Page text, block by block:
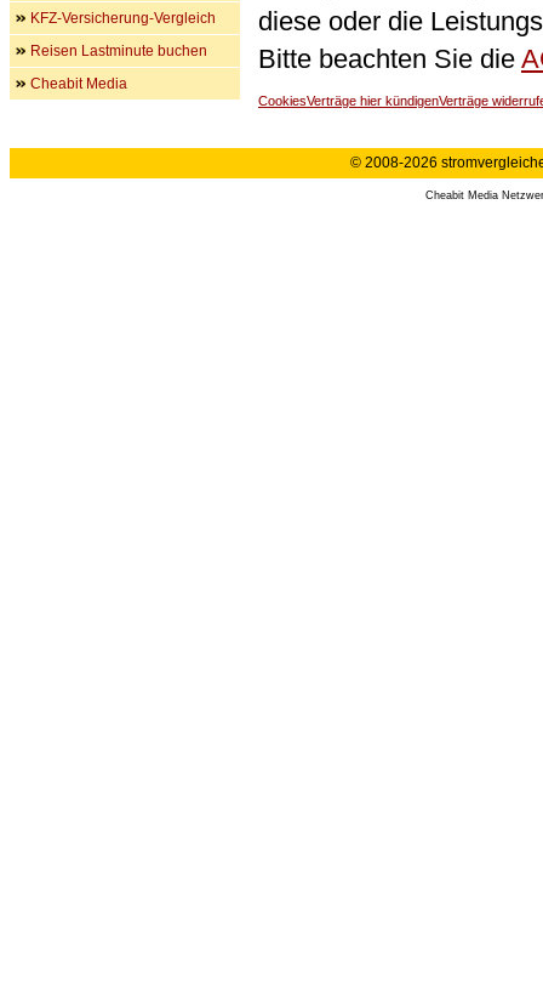
diese oder die
Bitte beachten Sie die
CookiesVerträge hier kündigenVerträge
KFZ-Versicherung-Vergleich
Reisen Lastminute buchen
Cheabit Media
© 2008-2026
Cheabit Media